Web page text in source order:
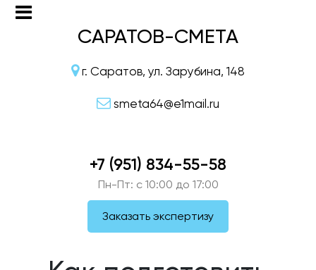
САРАТОВ-СМЕТА
г. Саратов, ул. Зарубина, 148
smeta64@e1mail.ru
+7 (951) 834-55-58
Пн-Пт: c 10:00 до 17:00
Заказать экспертизу